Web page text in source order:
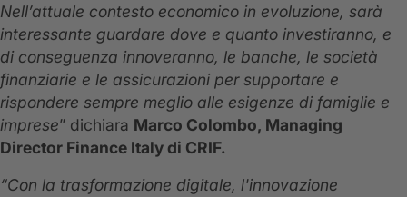
Nell’attuale contesto economico in evoluzione, sarà
interessante guardare dove e quanto investiranno, e
di conseguenza innoveranno, le banche, le società
finanziarie e le assicurazioni per supportare e
rispondere sempre meglio alle esigenze di famiglie e
imprese” dichiara Marco Colombo, Managing
Director Finance Italy di CRIF.
“Con la trasformazione digitale, l'innovazione